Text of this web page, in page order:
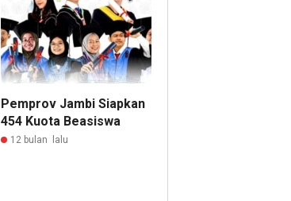
Pemprov Jambi Siapkan
454 Kuota Beasiswa
12 bulan lalu